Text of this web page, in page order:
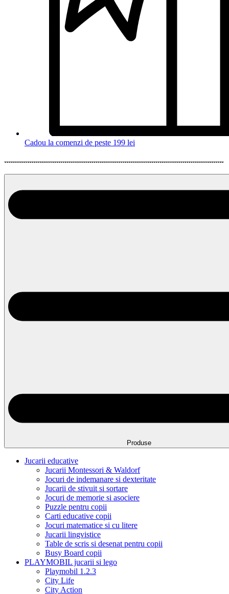
Cadou la comenzi de peste 199 lei
Produse
Jucarii educative
Jucarii Montessori & Waldorf
Jocuri de indemanare si dexteritate
Jucarii de stivuit si sortare
Jocuri de memorie si asociere
Puzzle pentru copii
Carti educative copii
Jocuri matematice si cu litere
Jucarii lingvistice
Table de scris si desenat pentru copii
Busy Board copii
PLAYMOBIL jucarii si lego
Playmobil 1.2.3
City Life
City Action